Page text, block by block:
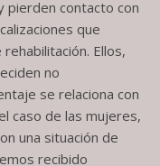
pierden contacto con
que
Ellos,
no
se relaciona con
caso de las mujeres,
una situación de
recibido